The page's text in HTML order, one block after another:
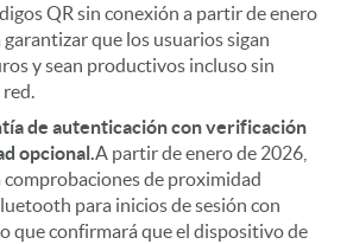
QR sin conexión a partir de enero
que los usuarios sigan
y sean productivos incluso sin
de autenticación con verificación
opcional. A partir de enero de 2026,
comprobaciones de proximidad
para inicios de sesión con
que confirmará que el dispositivo de